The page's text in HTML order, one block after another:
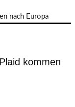
nach Europa
kommen